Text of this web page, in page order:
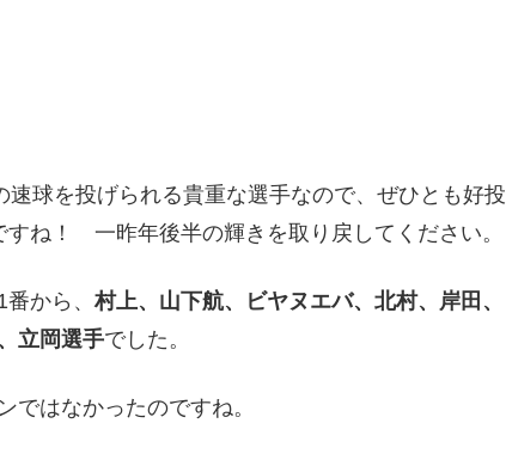
速球を投げられる貴重な選手なので、ぜひとも好投
すね！ 一昨年後半の輝きを取り戻してください。
番から、村上、山下航、ビヤヌエバ、北村、岸田、
立岡選手でした。
ではなかったのですね。